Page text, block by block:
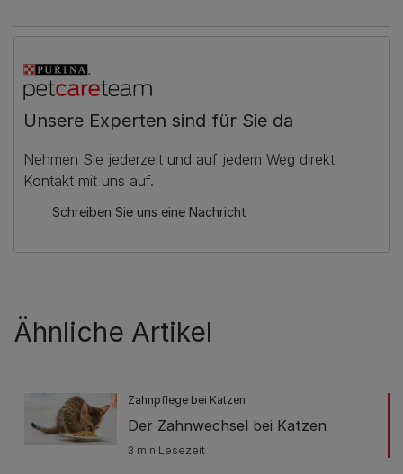
Unsere Experten sind für Sie da
Nehmen Sie jederzeit und auf jedem Weg direkt
Kontakt mit uns auf.
Schreiben Sie uns eine Nachricht
Ähnliche Artikel
Zahnpflege bei Katzen
Der Zahnwechsel bei Katzen
3 min Lesezeit